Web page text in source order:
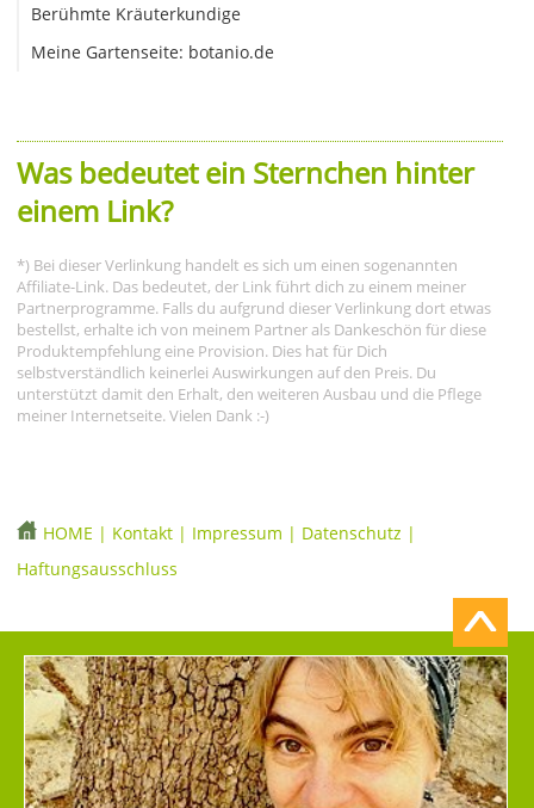
Berühmte Kräuterkundige
Meine Gartenseite: botanio.de
Was bedeutet ein Sternchen hinter
einem Link?
*) Bei dieser Verlinkung handelt es sich um einen sogenannten
Affiliate-Link. Das bedeutet, der Link führt dich zu einem meiner
Partnerprogramme. Falls du aufgrund dieser Verlinkung dort etwas
bestellst, erhalte ich von meinem Partner als Dankeschön für diese
Produktempfehlung eine Provision. Dies hat für Dich
selbstverständlich keinerlei Auswirkungen auf den Preis. Du
unterstützt damit den Erhalt, den weiteren Ausbau und die Pflege
meiner Internetseite. Vielen Dank :-)
HOME | Kontakt | Impressum | Datenschutz |
Haftungsausschluss